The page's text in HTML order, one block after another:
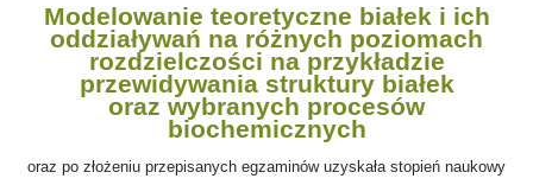
Modelowanie teoretyczne białek i ich
oddziaływań na różnych poziomach
rozdzielczości na przykładzie
przewidywania struktury białek
oraz wybranych procesów
biochemicznych
oraz po złożeniu przepisanych egzaminów uzyskała stopień naukowy